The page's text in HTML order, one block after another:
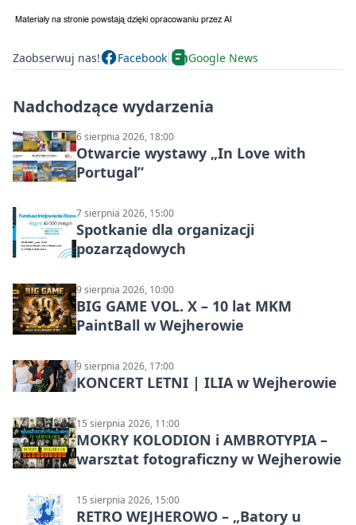
Zaobserwuj nas! Facebook Google News
Nadchodzące wydarzenia
6 sierpnia 2026, 18:00
Otwarcie wystawy „In Love with
Portugal”
7 sierpnia 2026, 15:00
Spotkanie dla organizacji
pozarządowych
9 sierpnia 2026, 10:00
BIG GAME VOL. X – 10 lat MKM
PaintBall w Wejherowie
9 sierpnia 2026, 17:00
KONCERT LETNI | ILIA w Wejherowie
15 sierpnia 2026, 11:00
MOKRY KOLODION i AMBROTYPIA –
warsztat fotograficzny w Wejherowie
15 sierpnia 2026, 15:00
RETRO WEJHEROWO – „Batory u